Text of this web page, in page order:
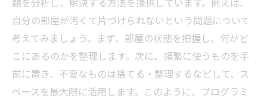
自分の部屋が汚くて片づけられないという問題について
考えてみましょう。まず、部屋の状態を把握し、何がど
こにあるのかを整理します。次に、頻繁に使うものを手
前に置き、不要なものは捨てる・整理するなどして、ス
ペースを最大限に活用します。このように、プログラミ